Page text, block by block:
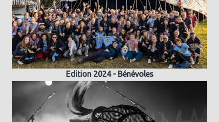
Edition 2024 - Bénévoles